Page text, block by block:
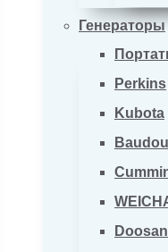
Генераторы
Perkins
Kubota
Doosan